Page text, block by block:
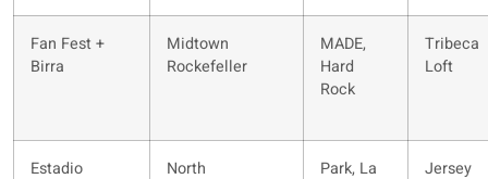
Fan Fest +
Birra
Midtown
Rockefeller
MADE,
Hard
Rock
Tribeca
Loft
Estadio
North
Park, La
Jersey